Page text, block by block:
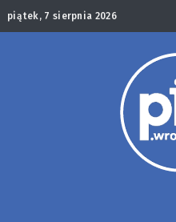
piątek, 7 sierpnia 2026